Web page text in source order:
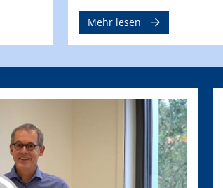
Mehr lesen